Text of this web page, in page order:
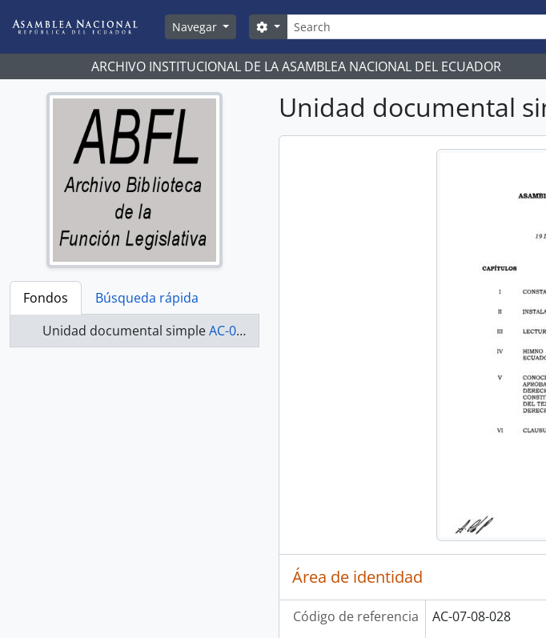
Navegar
Búsqueda
Search options
ARCHIVO INSTITUCIONAL DE LA ASAMBLEA NACIONAL DEL ECUADOR
Fondos
Búsqueda rápida
Unidad documental simpleAC-07-08-028 - Actas-2007-2008
Unidad documental
Área de identidad
Código de referencia
AC-07-08-028